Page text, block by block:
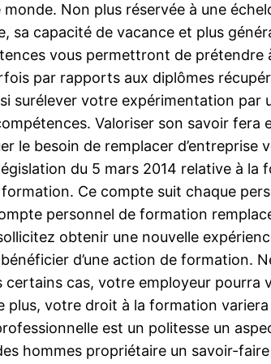
Non plus réservée à une
sa capacité de vacance et plus
vous permettront de prétendre
par rapports aux diplômes
surélever votre expérimentation par
Valoriser son savoir
le besoin de remplacer d’entreprise
du 5 mars 2014 relative à la
Ce compte suit chaque
personnel de formation
obtenir une nouvelle
d’une action de formation.
cas, votre employeur pourra
votre droit à la formation
est un politesse un
hommes propriétaire un savoir-